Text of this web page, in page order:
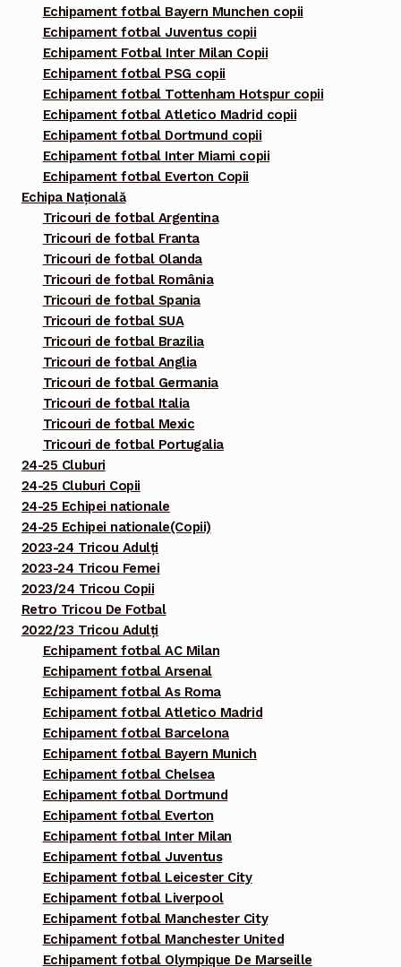
Echipament fotbal Bayern Munchen copii
Echipament fotbal Juventus copii
Echipament Fotbal Inter Milan Copii
Echipament fotbal PSG copii
Echipament fotbal Tottenham Hotspur copii
Echipament fotbal Atletico Madrid copii
Echipament fotbal Dortmund copii
Echipament fotbal Inter Miami copii
Echipament fotbal Everton Copii
Echipa Națională
Tricouri de fotbal Argentina
Tricouri de fotbal Franta
Tricouri de fotbal Olanda
Tricouri de fotbal România
Tricouri de fotbal Spania
Tricouri de fotbal SUA
Tricouri de fotbal Brazilia
Tricouri de fotbal Anglia
Tricouri de fotbal Germania
Tricouri de fotbal Italia
Tricouri de fotbal Mexic
Tricouri de fotbal Portugalia
24-25 Cluburi
24-25 Cluburi Copii
24-25 Echipei nationale
24-25 Echipei nationale(Copii)
2023-24 Tricou Adulți
2023-24 Tricou Femei
2023/24 Tricou Copii
Retro Tricou De Fotbal
2022/23 Tricou Adulți
Echipament fotbal AC Milan
Echipament fotbal Arsenal
Echipament fotbal As Roma
Echipament fotbal Atletico Madrid
Echipament fotbal Barcelona
Echipament fotbal Bayern Munich
Echipament fotbal Chelsea
Echipament fotbal Dortmund
Echipament fotbal Everton
Echipament fotbal Inter Milan
Echipament fotbal Juventus
Echipament fotbal Leicester City
Echipament fotbal Liverpool
Echipament fotbal Manchester City
Echipament fotbal Manchester United
Echipament fotbal Olympique De Marseille